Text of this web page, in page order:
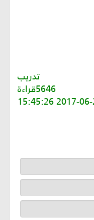
تدريب
5646قراءة
2017-06-20